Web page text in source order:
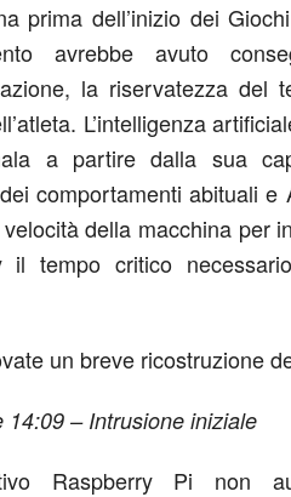
prima dell’inizio dei
avrebbe avuto
la riservatezza
L’intelligenza
a partire dalla sua
comportamenti abituali
della macchina per
il tempo critico
un breve ricostruzione
14:09 – Intrusione iniziale
Raspberry Pi non